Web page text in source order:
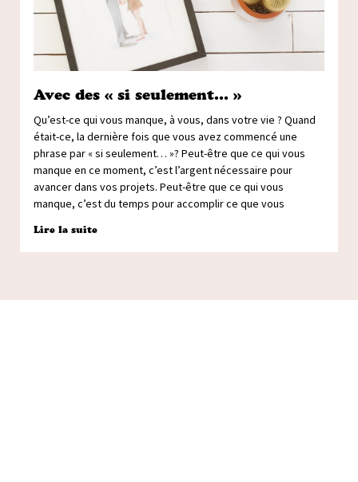
Avec des « si seulement… »
Qu’est-ce qui vous manque, à vous, dans votre vie ? Quand
était-ce, la dernière fois que vous avez commencé une
phrase par « si seulement… »? Peut-être que ce qui vous
manque en ce moment, c’est l’argent nécessaire pour
avancer dans vos projets. Peut-être que ce qui vous
manque, c’est du temps pour accomplir ce que vous
Lire la suite